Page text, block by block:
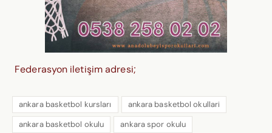
Federasyon iletişim adresi;
ankara basketbol kursları
ankara basketbol okullari
ankara basketbol okulu
ankara spor okulu